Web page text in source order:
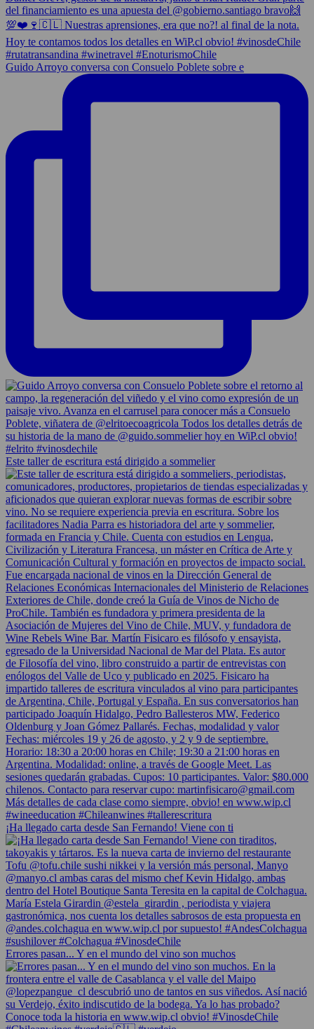
Guido Arroyo conversa con Consuelo Poblete sobre e
Este taller de escritura está dirigido a sommelier
¡Ha llegado carta desde San Fernando! Viene con ti
Errores pasan... Y en el mundo del vino son muchos